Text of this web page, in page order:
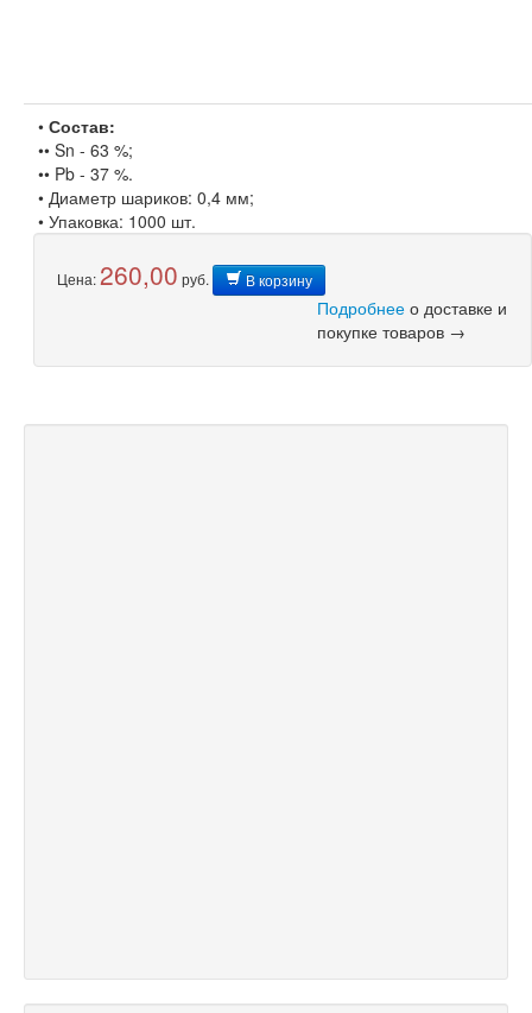
• Состав:
•• Sn - 63 %;
•• Pb - 37 %.
• Диаметр шариков: 0,4 мм;
• Упаковка: 1000 шт.
Цена: 260,00 руб. В корзину
Подробнее о доставке и
покупке товаров →